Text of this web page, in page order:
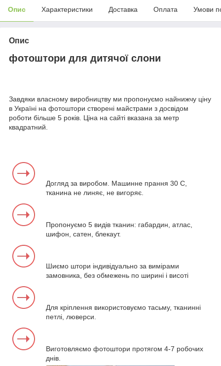
Опис Характеристики Доставка Оплата Умови
Опис
фотоштори для дитячої слони
Завдяки власному виробництву ми пропонуємо найнижчу ціну
в Україні на фотоштори створені майстрами з досвідом
роботи більше 5 років. Ціна на сайті вказана за метр
квадратний.
Догляд за виробом. Машинне прання 30 С,
тканина не линяє, не вигоряє.
Пропонуємо 5 видів тканин: габардин, атлас,
шифон, сатен, блекаут.
Шиємо штори індивідуально за вимірами
замовника, без обмежень по ширині і висоті
Для кріплення використовуємо тасьму, тканинні
петлі, люверси.
Виготовляємо фотоштори протягом 4-7 робочих
днів.